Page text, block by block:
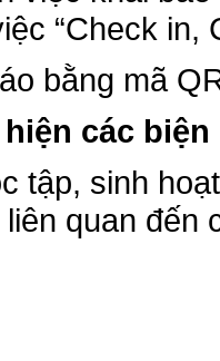
“Check in,
bằng mã
các
tập, sinh
quan đến